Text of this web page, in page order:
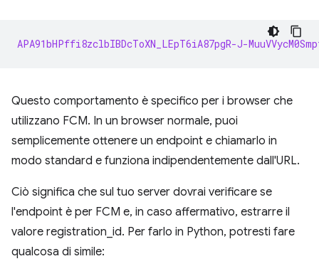
APA91bHPffi8zclbIBDcToXN_LEpT6iA87pgR-J-
Questo comportamento è specifico per i browser che
utilizzano FCM. In un browser normale, puoi
semplicemente ottenere un endpoint e chiamarlo in
modo standard e funziona indipendentemente dall'URL.
Ciò significa che sul tuo server dovrai verificare se
l'endpoint è per FCM e, in caso affermativo, estrarre il
valore registration_id. Per farlo in Python, potresti fare
qualcosa di simile: